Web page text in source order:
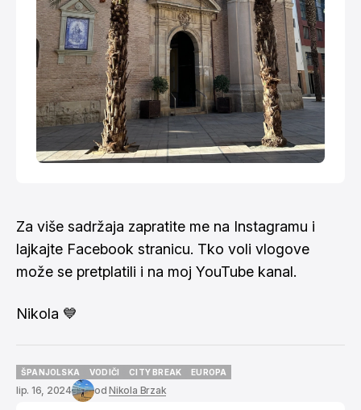
Za više sadržaja zapratite me na Instagramu i
lajkajte Facebook stranicu. Tko voli vlogove
može se pretplatili i na moj YouTube kanal.
Nikola 💙
ŠPANJOLSKA
ŠPANJOLSKA
VODIČI
VODIČI
CITY BREAK
CITY BREAK
EUROPA
lip. 16, 2024 od Nikola Brzak